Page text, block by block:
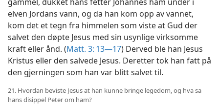
elven Jordans vann, og da han kom opp av vannet,
kom det et tegn fra himmelen som viste at Gud der
salvet den døpte Jesus med sin usynlige virksomme
kraft eller ånd. (Matt. 3: 13—17) Derved ble han Jesus
Kristus eller den salvede Jesus. Deretter tok han fatt på
den gjerningen som han var blitt salvet til.
21. Hvordan beviste Jesus at han kunne bringe legedom, og hva sa
hans disippel Peter om ham?